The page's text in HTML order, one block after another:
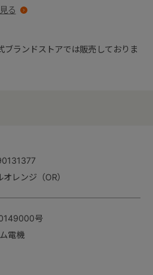
る
ブランドストアでは販売しておりま
オレンジ（OR）
号
電機